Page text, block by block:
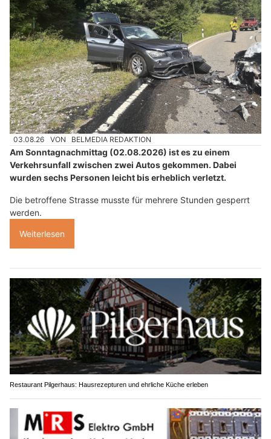
03.08.26 VON BELMEDIA REDAKTION
Am Sonntagnachmittag (02.08.2026) ist es zu einem
Verkehrsunfall zwischen zwei Autos gekommen. Dabei
wurden sechs Personen leicht bis erheblich verletzt.
Die betroffene Strasse musste für mehrere Stunden gesperrt
werden.
Weiterlesen
Restaurant Pilgerhaus: Hausrezepturen und ehrliche Küche erleben